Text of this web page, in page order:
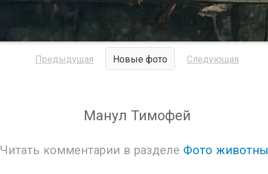
Предыдущая Новые фото Следующая
Манул Тимофей
Читать комментарии в разделе Фото